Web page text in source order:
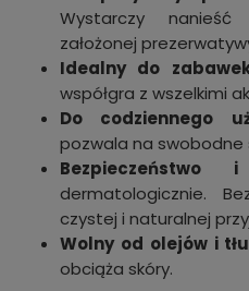
Wystarczy
założonej
Idealny do
współgra z wszelkimi
Do codziennego
pozwala na
Bezpieczeństwo
dermatologicznie.
czystej i naturalnej
Wolny od olejów i
obciąża skóry.